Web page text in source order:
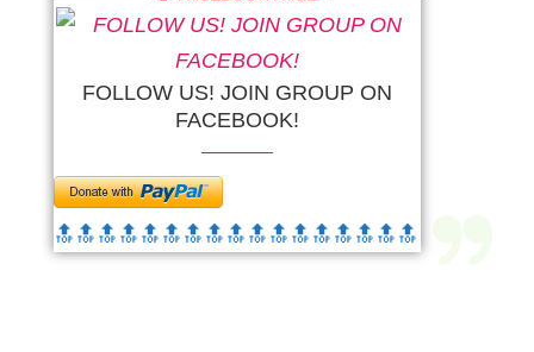
FOLLOW US! JOIN GROUP ON
FACEBOOK!
🔝🔝🔝🔝🔝🔝 🔝🔝🔝🔝🔝🔝 🔝🔝🔝🔝🔝